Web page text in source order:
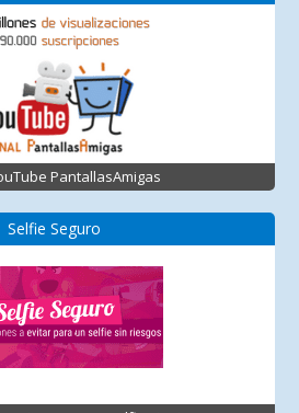
PantallasAmigas
Selfie Seguro